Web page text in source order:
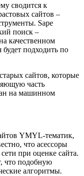
сводится к
сайтов –
Sape
поиск –
качественном
подходить по
сайтов, которые
часть
на машинном
YMYL-тематик,
что асессоры
при оценке сайта.
что подобную
алгоритмы.